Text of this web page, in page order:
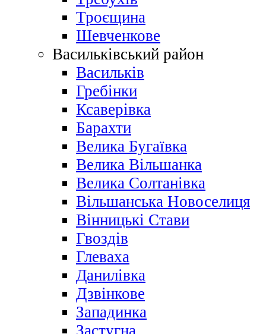
Троєщина
Шевченкове
Васильківський район
Васильків
Гребінки
Ксаверівка
Барахти
Велика Бугаївка
Велика Вільшанка
Велика Солтанівка
Вільшанська Новоселиця
Вінницькі Стави
Гвоздів
Глеваха
Данилівка
Дзвінкове
Западинка